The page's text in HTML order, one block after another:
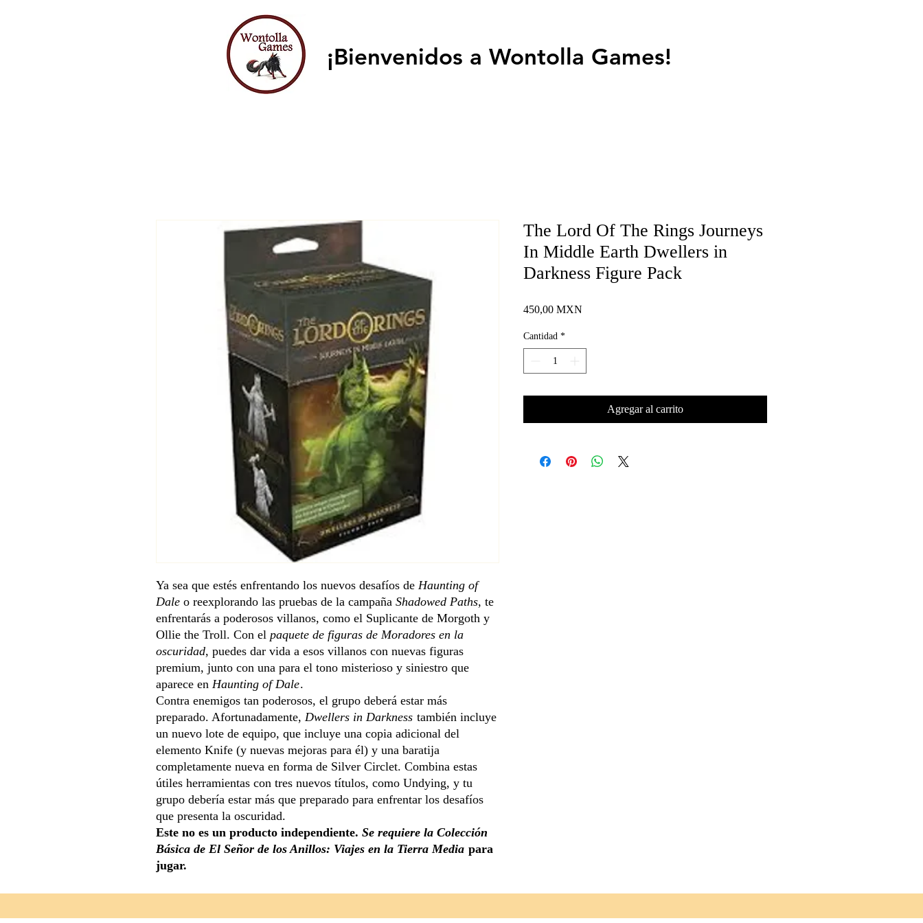
¡Bienvenidos a Wontolla Games!
Ya sea que estés enfrentando los nuevos desafíos de Haunting of
Dale o reexplorando las pruebas de la campaña Shadowed Paths, te
enfrentarás a poderosos villanos, como el Suplicante de Morgoth y
Ollie the Troll. Con el paquete de figuras de Moradores en la
oscuridad, puedes dar vida a esos villanos con nuevas figuras
premium, junto con una para el tono misterioso y siniestro que
aparece en Haunting of Dale.
Contra enemigos tan poderosos, el grupo deberá estar más
preparado. Afortunadamente, Dwellers in Darkness también incluye
un nuevo lote de equipo, que incluye una copia adicional del
elemento Knife (y nuevas mejoras para él) y una baratija
completamente nueva en forma de Silver Circlet. Combina estas
útiles herramientas con tres nuevos títulos, como Undying, y tu
grupo debería estar más que preparado para enfrentar los desafíos
que presenta la oscuridad.
Este no es un producto independiente. Se requiere la Colección
Básica de El Señor de los Anillos: Viajes en la Tierra Media para
jugar.
The Lord Of The Rings Journeys
In Middle Earth Dwellers in
Darkness Figure Pack
450,00 MXN
Cantidad *
Agregar al carrito